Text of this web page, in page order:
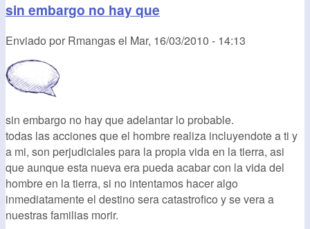
sin embargo no hay que
Enviado por Rmangasel Mar, 16/03/2010 - 14:13
sin embargo no hay que adelantar lo probable.
todas las acciones que el hombre realiza incluyendote a ti y
a mi, son perjudiciales para la propia vida en la tierra, asi
que aunque esta nueva era pueda acabar con la vida del
hombre en la tierra, si no intentamos hacer algo
inmediatamente el destino sera catastrofico y se vera a
nuestras familias morir.